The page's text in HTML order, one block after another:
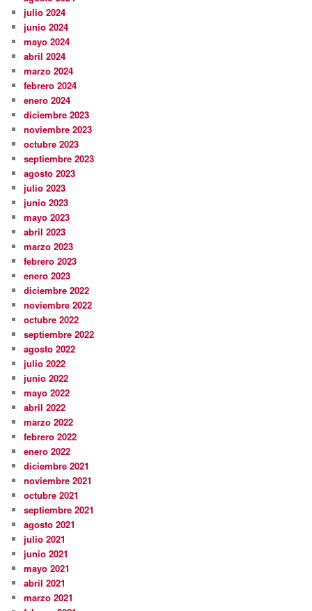
julio 2024
junio 2024
mayo 2024
abril 2024
marzo 2024
febrero 2024
enero 2024
diciembre 2023
noviembre 2023
octubre 2023
septiembre 2023
agosto 2023
julio 2023
junio 2023
mayo 2023
abril 2023
marzo 2023
febrero 2023
enero 2023
diciembre 2022
noviembre 2022
octubre 2022
septiembre 2022
agosto 2022
julio 2022
junio 2022
mayo 2022
abril 2022
marzo 2022
febrero 2022
enero 2022
diciembre 2021
noviembre 2021
octubre 2021
septiembre 2021
agosto 2021
julio 2021
junio 2021
mayo 2021
abril 2021
marzo 2021